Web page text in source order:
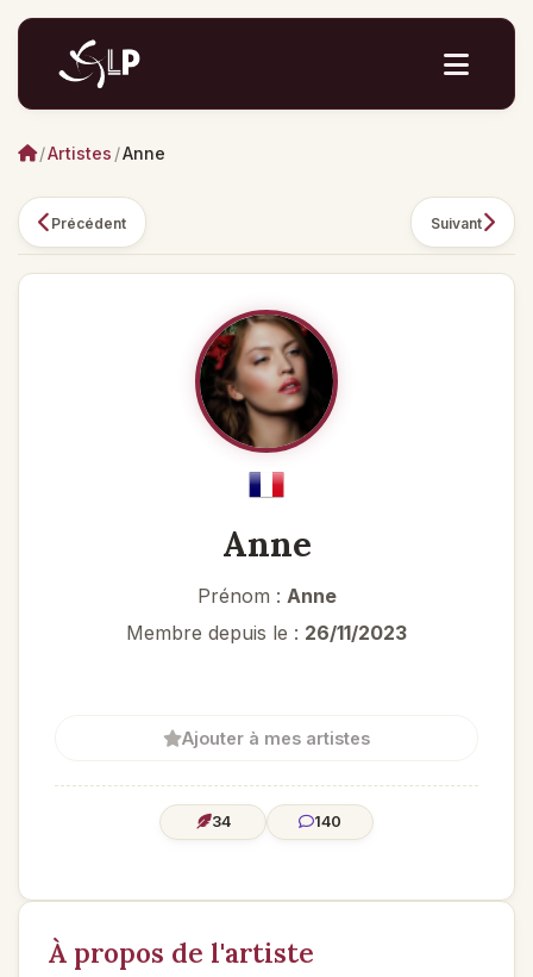
/Artistes /Anne
Précédent Suivant
Anne
Prénom : Anne
Membre depuis le : 26/11/2023
Ajouter à mes artistes
34 140
À propos de l'artiste